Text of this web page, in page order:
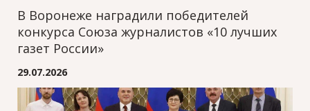
В Воронеже наградили победителей
конкурса Союза журналистов «10 лучших
газет России»
29.07.2026